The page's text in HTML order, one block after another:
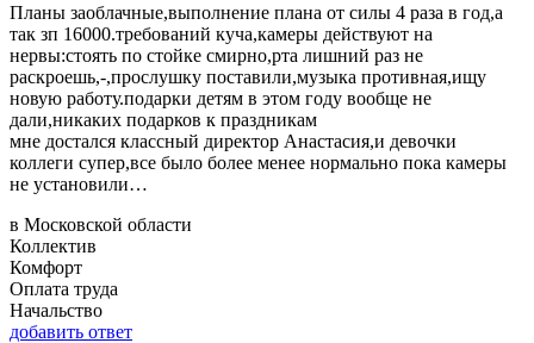
Планы заоблачные,выполнение плана от силы 4 раза в год,а
так зп 16000.требований куча,камеры действуют на
нервы:стоять по стойке смирно,рта лишний раз не
раскроешь,-,прослушку поставили,музыка противная,ищу
новую работу.подарки детям в этом году вообще не
дали,никаких подарков к праздникам
мне достался классный директор Анастасия,и девочки
коллеги супер,все было более менее нормально пока камеры
не установили…
в Московской области
Коллектив
Комфорт
Оплата труда
Начальство
добавить ответ